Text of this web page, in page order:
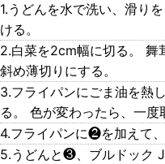
1.うどんを水で洗い、滑り
ける。
2.白菜を2cm幅に切る。 舞
斜め薄切りにする。
3.フライパンにごま油を熱
る。 色が変わったら、一度
4.フライパンに❷を加えて、
5.うどんと❸、ブルドック